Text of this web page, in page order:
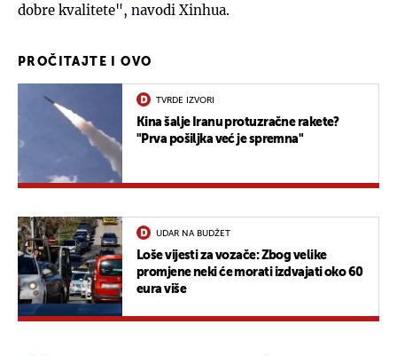
dobre kvalitete", navodi Xinhua.
PROČITAJTE I OVO
TVRDE IZVORI
Kina šalje Iranu protuzračne rakete?
"Prva pošiljka već je spremna"
UDAR NA BUDŽET
Loše vijesti za vozače: Zbog velike
promjene neki će morati izdvajati oko 60
eura više